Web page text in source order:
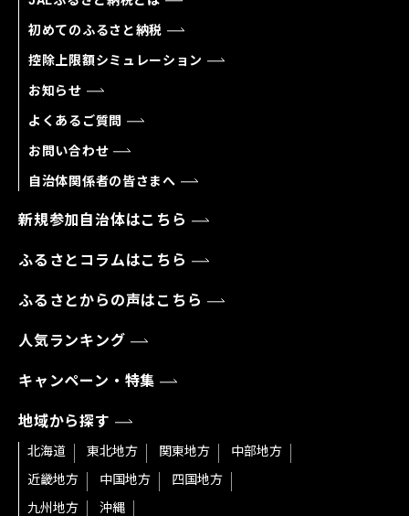
初めてのふるさと納税
控除上限額シミュレーション
お知らせ
よくあるご質問
お問い合わせ
自治体関係者の皆さまへ
新規参加自治体はこちら
ふるさとコラムはこちら
ふるさとからの声はこちら
人気ランキング
キャンペーン・特集
地域から探す
北海道 東北地方 関東地方
中部地方
近畿地方
中国地方
四国地方
九州地方
沖縄